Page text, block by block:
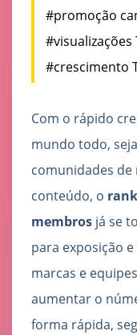
#promoção
#visualizações
#crescimento
Com o rápido
mundo todo,
comunidades
conteúdo, o
membros já se
para exposição
marcas e
aumentar o
forma rápida,